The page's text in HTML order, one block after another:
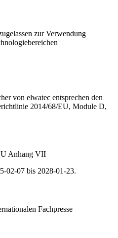
zur Verwendung
von elwatec entsprechen den
2014/68/EU, Module D,
Anhang VII
02-07 bis 2028-01-23.
Fachpresse